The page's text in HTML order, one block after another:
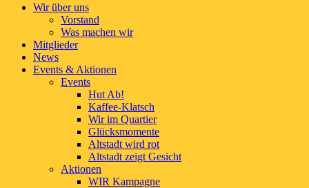
Wir über uns
Vorstand
Was machen wir
Mitglieder
News
Events & Aktionen
Events
Hut Ab!
Kaffee-Klatsch
Wir im Quartier
Glücksmomente
Altstadt wird rot
Altstadt zeigt Gesicht
Aktionen
WIR Kampagne